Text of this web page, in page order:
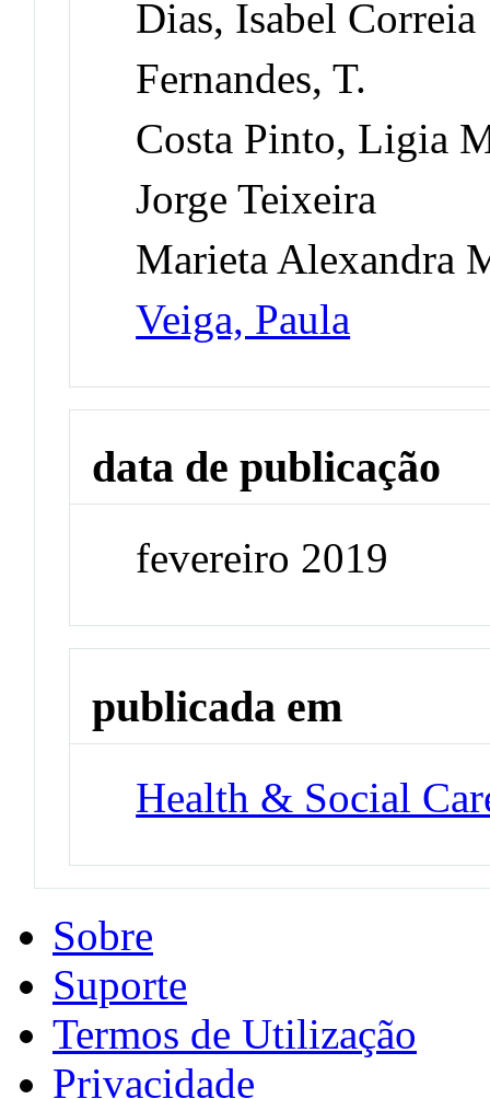
Dias, Isabel Correia
Fernandes, T.
Costa Pinto, Ligia
Jorge Teixeira
Marieta Alexandra
Veiga, Paula
data de publicação
fevereiro 2019
publicada em
Health & Social
Sobre
Suporte
Termos de Utilização
Privacidade